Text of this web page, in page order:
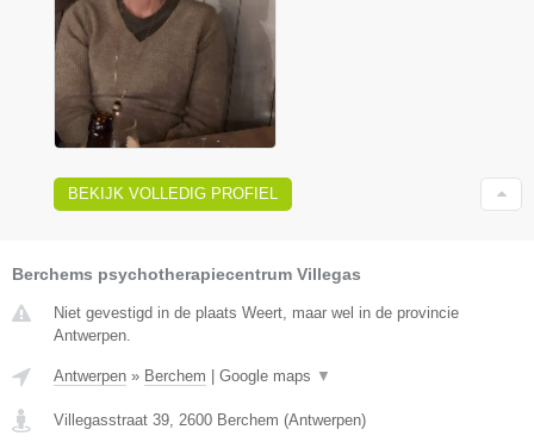
BEKIJK VOLLEDIG PROFIEL
Berchems psychotherapiecentrum Villegas
Niet gevestigd in de plaats Weert, maar wel in de provincie
Antwerpen.
Antwerpen » Berchem Google maps ▼
Villegasstraat 39 2600 Berchem (Antwerpen)